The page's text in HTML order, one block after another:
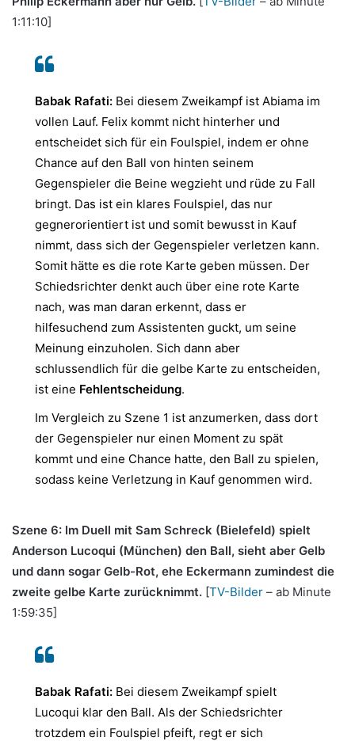
1:11:10]
Babak Rafati: Bei diesem Zweikampf ist Abiama im
vollen Lauf. Felix kommt nicht hinterher und
entscheidet sich für ein Foulspiel, indem er ohne
Chance auf den Ball von hinten seinem
Gegenspieler die Beine wegzieht und rüde zu Fall
bringt. Das ist ein klares Foulspiel, das nur
gegnerorientiert ist und somit bewusst in Kauf
nimmt, dass sich der Gegenspieler verletzen kann.
Somit hätte es die rote Karte geben müssen. Der
Schiedsrichter denkt auch über eine rote Karte
nach, was man daran erkennt, dass er
hilfesuchend zum Assistenten guckt, um seine
Meinung einzuholen. Sich dann aber
schlussendlich für die gelbe Karte zu entscheiden,
ist eine Fehlentscheidung.
Im Vergleich zu Szene 1 ist anzumerken, dass dort
der Gegenspieler nur einen Moment zu spät
kommt und eine Chance hatte, den Ball zu spielen,
sodass keine Verletzung in Kauf genommen wird.
Szene 6: Im Duell mit Sam Schreck (Bielefeld) spielt
Anderson Lucoqui (München) den Ball, sieht aber Gelb
und dann sogar Gelb-Rot, ehe Eckermann zumindest die
zweite gelbe Karte zurücknimmt. [TV-Bilder – ab Minute
1:59:35]
Babak Rafati: Bei diesem Zweikampf spielt
Lucoqui klar den Ball. Als der Schiedsrichter
trotzdem ein Foulspiel pfeift, regt er sich